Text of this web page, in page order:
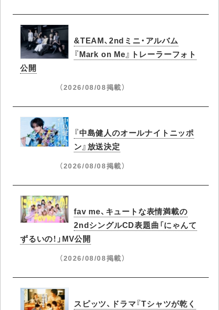
&TEAM、2ndミニ・アルバム
『Mark on Me』トレーラーフォト
公開
（2026/08/08掲載）
『中島健人のオールナイトニッポ
ン』放送決定
（2026/08/08掲載）
fav me、キュートな表情満載の
2ndシングルCD表題曲「にゃんて
ずるいの！」MV公開
（2026/08/08掲載）
スピッツ、ドラマ『Tシャツが乾く